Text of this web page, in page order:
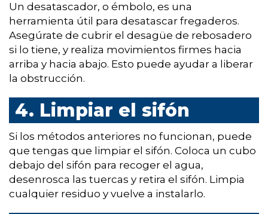
Un desatascador, o émbolo, es una
herramienta útil para desatascar fregaderos.
Asegúrate de cubrir el desagüe de rebosadero
si lo tiene, y realiza movimientos firmes hacia
arriba y hacia abajo. Esto puede ayudar a liberar
la obstrucción.
4. Limpiar el sifón
Si los métodos anteriores no funcionan, puede
que tengas que limpiar el sifón. Coloca un cubo
debajo del sifón para recoger el agua,
desenrosca las tuercas y retira el sifón. Limpia
cualquier residuo y vuelve a instalarlo.